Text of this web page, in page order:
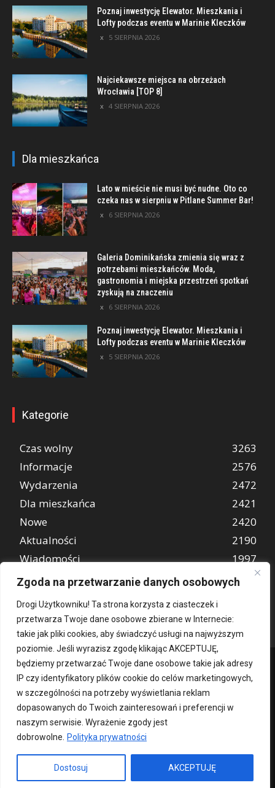
Zgoda na przetwarzanie danych osobowych
Drogi Użytkowniku! Ta strona korzysta z ciasteczek i
przetwarza Twoje dane osobowe zbierane w Internecie:
takie jak pliki cookies, aby świadczyć usługi na najwyższym
poziomie. Jeśli wyrazisz zgodę klikając AKCEPTUJĘ,
będziemy przetwarzać Twoje dane osobowe takie jak adresy
IP czy identyfikatory plików cookie do celów marketingowych,
w szczególności na potrzeby wyświetlania reklam
dopasowanych do Twoich zainteresowań i preferencji w
naszym serwisie. Wyrażenie zgody jest
dobrowolne.
Polityka prywatności
Dostosuj AKCEPTUJĘ
Poznaj inwestycję Elewator. Mieszkania i
Lofty podczas eventu w Marinie Kleczków
5 SIERPNIA 2026
Najciekawsze miejsca na obrzeżach
Wrocławia [TOP 8]
4 SIERPNIA 2026
Dla mieszkańca
Lato w mieście nie musi być nudne. Oto co
czeka nas w sierpniu w Pitlane Summer Bar!
6 SIERPNIA 2026
Galeria Dominikańska zmienia się wraz z
potrzebami mieszkańców. Moda,
gastronomia i miejska przestrzeń spotkań
zyskują na znaczeniu
6 SIERPNIA 2026
Poznaj inwestycję Elewator. Mieszkania i
Lofty podczas eventu w Marinie Kleczków
5 SIERPNIA 2026
Kategorie
Czas wolny
3263
Informacje
2576
Wydarzenia
2472
Dla mieszkańca
2421
Nowe
2420
Aktualności
2190
Wiadomości
1997
REKLAMA
849
Kontakt O nas Patronat medialny